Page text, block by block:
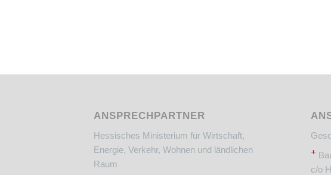
ANSPRECHPARTNER
Hessisches Ministerium für Wirtschaft,
Energie, Verkehr, Wohnen und ländlichen
Raum
+
c/o